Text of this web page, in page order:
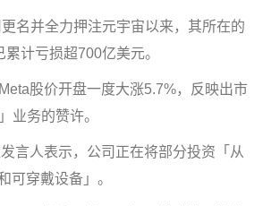
并全力押注元宇宙以来，其所在的
计亏损超700亿美元。
股价开盘一度大涨5.7%，反映出市
业务的赞许。
人表示，公司正在将部分投资「从
可穿戴设备」。